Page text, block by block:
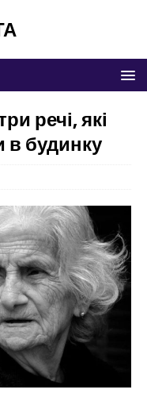
речі, які
в будинку